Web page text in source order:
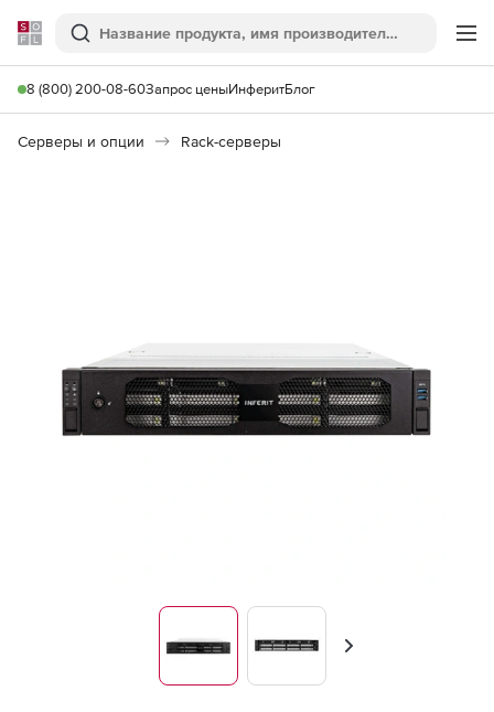
Softline
Поиск
8 (800) 200-08-60Запрос ценыИнферитБлог
Серверы и опции Rack-серверы
Вперед